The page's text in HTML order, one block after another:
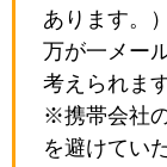
あります。）
万が一メー
考えられま
※携帯会社
を避けてい